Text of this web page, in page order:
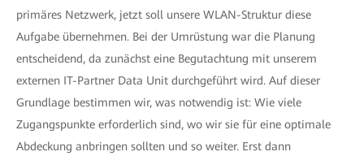
primäres Netzwerk, jetzt soll unsere WLAN-Struktur diese
Aufgabe übernehmen. Bei der Umrüstung war die Planung
entscheidend, da zunächst eine Begutachtung mit unserem
externen IT-Partner Data Unit durchgeführt wird. Auf dieser
Grundlage bestimmen wir, was notwendig ist: Wie viele
Zugangspunkte erforderlich sind, wo wir sie für eine optimale
Abdeckung anbringen sollten und so weiter. Erst dann